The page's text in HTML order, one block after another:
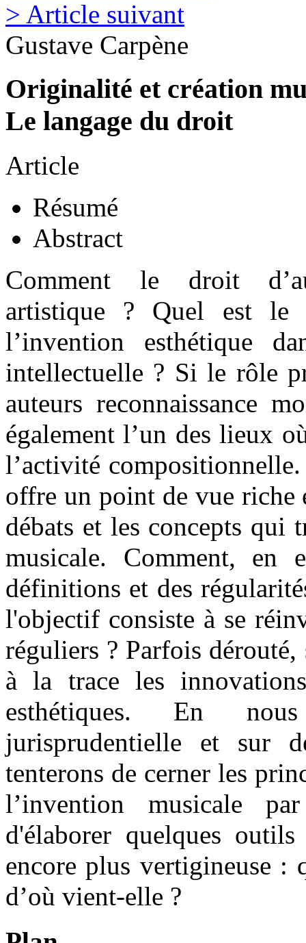
> Article suivant
Gustave Carpène
Originalité et création
Le langage du droit
Article
Résumé
Abstract
Comment le droit
artistique ? Quel est le
l’invention esthétique
intellectuelle ? Si le rôle
auteurs reconnaissance
également l’un des lieux
l’activité
offre un point de vue riche
débats et les concepts qui
musicale. Comment, en
définitions et des
l'objectif consiste à se
réguliers ? Parfois
à la trace les
esthétiques. En
jurisprudentielle et sur
tenterons de cerner les
l’invention musicale
d'élaborer quelques
encore plus vertigineuse :
d’où vient-elle ?